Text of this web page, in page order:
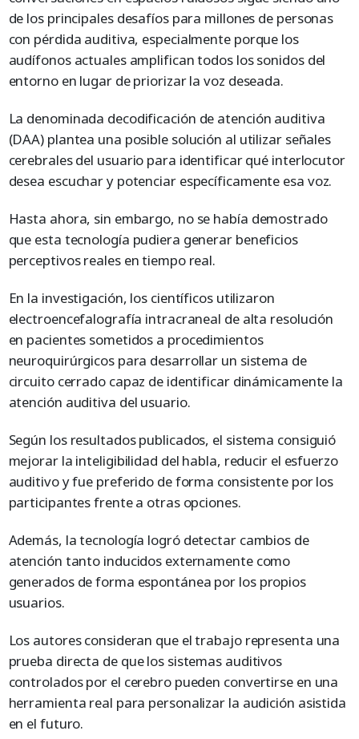
de los principales desafíos para millones de personas
con pérdida auditiva, especialmente porque los
audífonos actuales amplifican todos los sonidos del
entorno en lugar de priorizar la voz deseada.
La denominada decodificación de atención auditiva
(DAA) plantea una posible solución al utilizar señales
cerebrales del usuario para identificar qué interlocutor
desea escuchar y potenciar específicamente esa voz.
Hasta ahora, sin embargo, no se había demostrado
que esta tecnología pudiera generar beneficios
perceptivos reales en tiempo real.
En la investigación, los científicos utilizaron
electroencefalografía intracraneal de alta resolución
en pacientes sometidos a procedimientos
neuroquirúrgicos para desarrollar un sistema de
circuito cerrado capaz de identificar dinámicamente la
atención auditiva del usuario.
Según los resultados publicados, el sistema consiguió
mejorar la inteligibilidad del habla, reducir el esfuerzo
auditivo y fue preferido de forma consistente por los
participantes frente a otras opciones.
Además, la tecnología logró detectar cambios de
atención tanto inducidos externamente como
generados de forma espontánea por los propios
usuarios.
Los autores consideran que el trabajo representa una
prueba directa de que los sistemas auditivos
controlados por el cerebro pueden convertirse en una
herramienta real para personalizar la audición asistida
en el futuro.